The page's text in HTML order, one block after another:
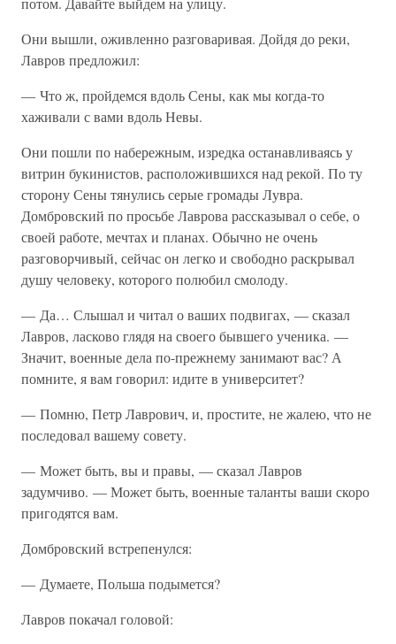
Они вышли, оживленно разговаривая. Дойдя до реки,
Лавров предложил:
— Что ж, пройдемся вдоль Сены, как мы когда-то
хаживали с вами вдоль Невы.
Они пошли по набережным, изредка останавливаясь у
витрин букинистов, расположившихся над рекой. По ту
сторону Сены тянулись серые громады Лувра.
Домбровский по просьбе Лаврова рассказывал о себе, о
своей работе, мечтах и планах. Обычно не очень
разговорчивый, сейчас он легко и свободно раскрывал
душу человеку, которого полюбил смолоду.
— Да… Слышал и читал о ваших подвигах, — сказал
Лавров, ласково глядя на своего бывшего ученика. —
Значит, военные дела по-прежнему занимают вас? А
помните, я вам говорил: идите в университет?
— Помню, Петр Лаврович, и, простите, не жалею, что не
последовал вашему совету.
— Может быть, вы и правы, — сказал Лавров
задумчиво. — Может быть, военные таланты ваши скоро
пригодятся вам.
Домбровский встрепенулся:
— Думаете, Польша подымется?
Лавров покачал головой: